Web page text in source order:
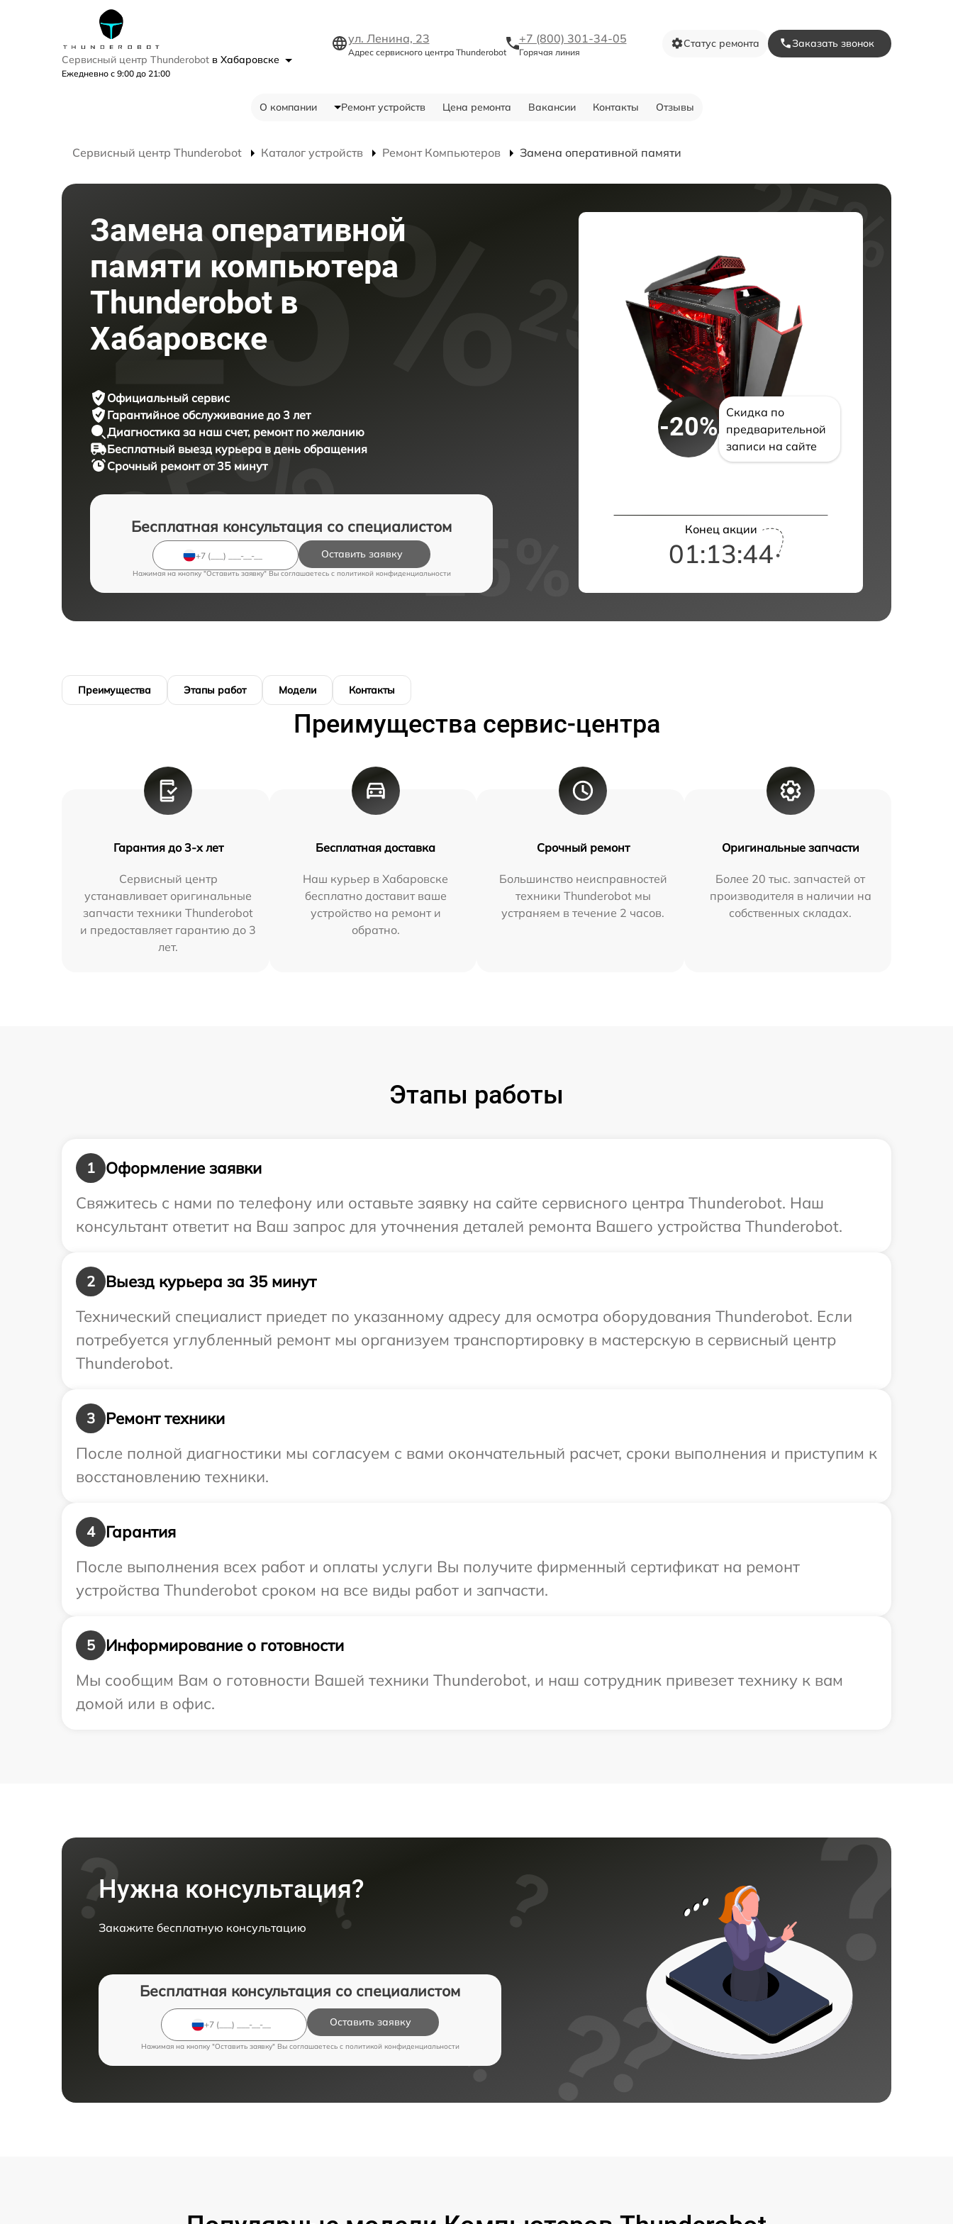
Сервисный центр Thunderobot в Хабаровске
Ежедневно с 9:00 до 21:00
ул. Ленина, 23
Адрес сервисного центра Thunderobot
+7 (800) 301-34-05
Горячая линия
Статус ремонта Заказать звонок
О компании Ремонт устройств Цена ремонта Вакансии Контакты Отзывы
Сервисный центр Thunderobot Каталог устройств Ремонт Компьютеров Замена оперативной памяти
Замена оперативной
памяти компьютера
Thunderobot в
Хабаровске
Официальный сервис
Гарантийное обслуживание до 3 лет
Диагностика за наш счет, ремонт по желанию
Бесплатный выезд курьера в день обращения
Срочный ремонтот 35 минут
Бесплатная консультация со специалистом
Оставить заявку
Нажимая на кнопку "Оставить заявку" Вы соглашаетесь c политикой конфиденциальности
-20%
Скидка по
предварительной
записи на сайте
Конец акции
01:13:43
Преимущества Этапы работ Модели Контакты
Преимущества сервис-центра
Гарантия до 3-х лет
Сервисный центр
устанавливает оригинальные
запчасти техники Thunderobot
и предоставляет гарантию до 3
лет.
Бесплатная доставка
Наш курьер в Хабаровске
бесплатно доставит ваше
устройство на ремонт и
обратно.
Срочный ремонт
Большинство неисправностей
техники Thunderobot мы
устраняем в течение 2 часов.
Оригинальные запчасти
Более 20 тыс. запчастей от
производителя в наличии на
собственных складах.
Этапы работы
1
Оформление заявки
Свяжитесь с нами по телефону или оставьте заявку на сайте сервисного центра Thunderobot. Наш
консультант ответит на Ваш запрос для уточнения деталей ремонта Вашего устройства Thunderobot.
2
Выезд курьера за 35 минут
Технический специалист приедет по указанному адресу для осмотра оборудования Thunderobot. Если
потребуется углубленный ремонт мы организуем транспортировку в мастерскую в сервисный центр
Thunderobot.
3
Ремонт техники
После полной диагностики мы согласуем с вами окончательный расчет, сроки выполнения и приступим к
восстановлению техники.
4
Гарантия
После выполнения всех работ и оплаты услуги Вы получите фирменный сертификат на ремонт
устройства Thunderobot сроком на все виды работ и запчасти.
5
Информирование о готовности
Мы сообщим Вам о готовности Вашей техники Thunderobot, и наш сотрудник привезет технику к вам
домой или в офис.
Нужна консультация?
Закажите бесплатную консультацию
Бесплатная консультация со специалистом
Оставить заявку
Нажимая на кнопку "Оставить заявку" Вы соглашаетесь c политикой конфиденциальности